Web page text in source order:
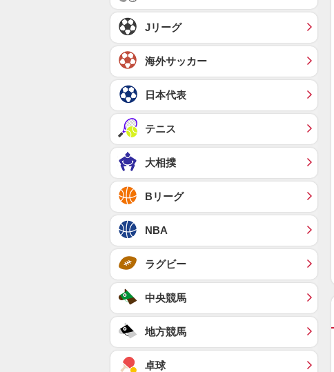
Jリーグ
海外サッカー
日本代表
テニス
大相撲
Bリーグ
NBA
ラグビー
中央競馬
地方競馬
卓球